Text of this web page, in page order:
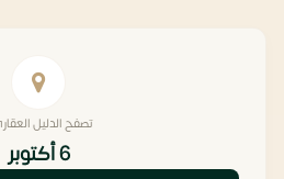
تصفح الدليل
6 أكتوبر